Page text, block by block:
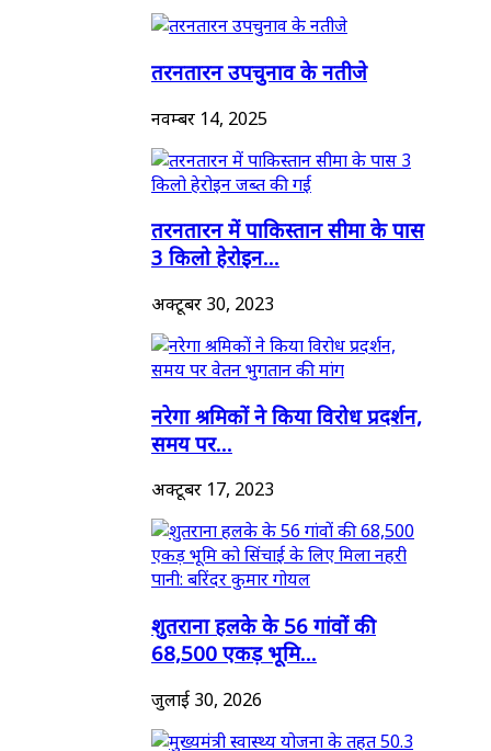
तरनतारन उपचुनाव के नतीजे
नवम्बर 14, 2025
तरनतारन में पाकिस्तान सीमा के पास
3 किलो हेरोइन...
अक्टूबर 30, 2023
नरेगा श्रमिकों ने किया विरोध प्रदर्शन,
समय पर...
अक्टूबर 17, 2023
शुतराना हलके के 56 गांवों की
68,500 एकड़ भूमि...
जुलाई 30, 2026